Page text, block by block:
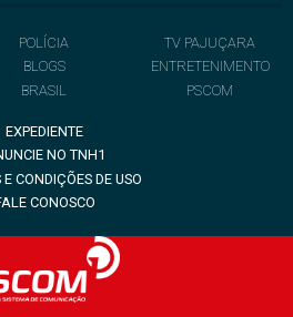
POLÍCIA
BLOGS
BRASIL
TV PAJUÇARA
ENTRETENIMENTO
PSCOM
EXPEDIENTE
NO TNH1
CONDIÇÕES DE USO
CONOSCO